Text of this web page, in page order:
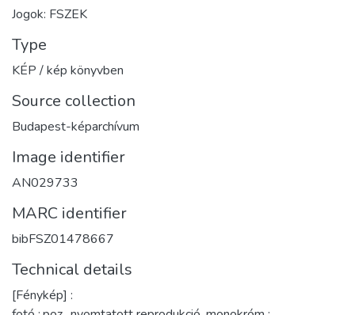
Jogok: FSZEK
Type
KÉP / kép könyvben
Source collection
Budapest-képarchívum
Image identifier
AN029733
MARC identifier
bibFSZ01478667
Technical details
[Fénykép] :